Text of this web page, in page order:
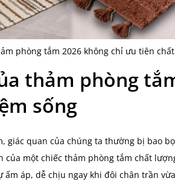
phòng tắm 2026 không chỉ ưu tiên
thảm phòng
sống
giác quan của chúng ta thường bị bao
của một chiếc thảm phòng tắm chất
ấm áp, dễ chịu ngay khi đôi chân trần